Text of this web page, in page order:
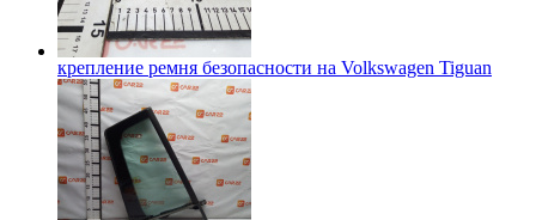
крепление ремня безопасности на Volkswagen Tiguan